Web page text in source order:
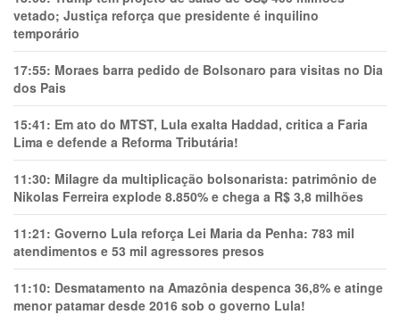
vetado; Justiça reforça que presidente é inquilino
temporário
17:55: Moraes barra pedido de Bolsonaro para visitas no Dia
dos Pais
15:41: Em ato do MTST, Lula exalta Haddad, critica a Faria
Lima e defende a Reforma Tributária!
11:30: Milagre da multiplicação bolsonarista: patrimônio de
Nikolas Ferreira explode 8.850% e chega a R$ 3,8 milhões
11:21: Governo Lula reforça Lei Maria da Penha: 783 mil
atendimentos e 53 mil agressores presos
11:10: Desmatamento na Amazônia despenca 36,8% e atinge
menor patamar desde 2016 sob o governo Lula!